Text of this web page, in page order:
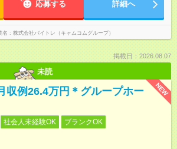
応募する 詳細へ
名 株式会社バイトレ（キャムコムグループ）
掲載日：2026.08.07
未読
NEW
収例26.4万円＊グループホー
社会人未経験OK
ブランクOK